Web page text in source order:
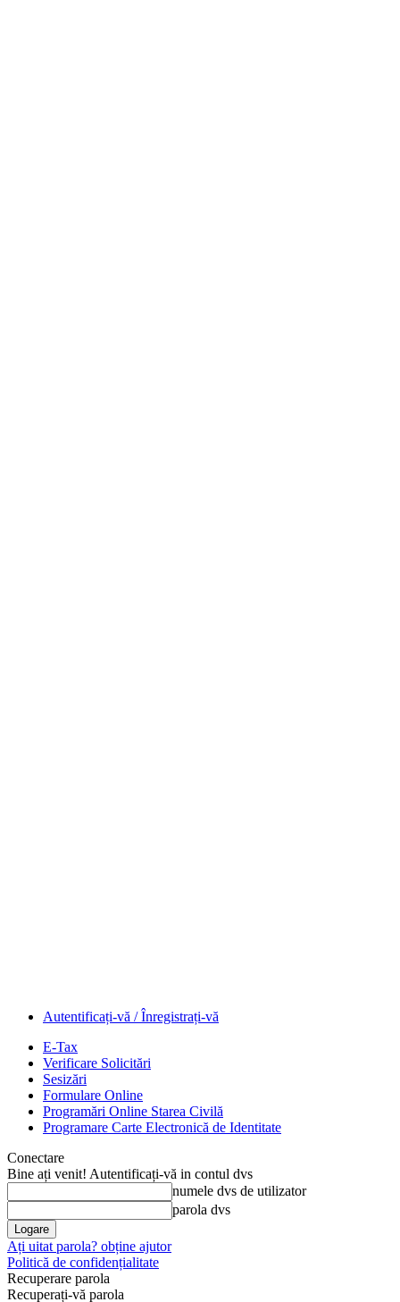
Autentificați-vă / Înregistrați-vă
E-Tax
Verificare Solicitări
Sesizări
Formulare Online
Programări Online Starea Civilă
Programare Carte Electronică de Identitate
Conectare
Bine ați venit! Autentificați-vă in contul dvs
numele dvs de utilizator
parola dvs
Ați uitat parola? obține ajutor
Politică de confidențialitate
Recuperare parola
Recuperați-vă parola